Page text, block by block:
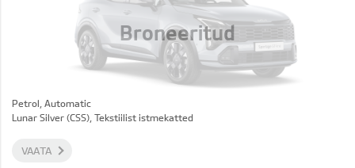
Broneeritud
Petrol, Automatic
Lunar Silver (CSS), Tekstiilist istmekatted
VAATA